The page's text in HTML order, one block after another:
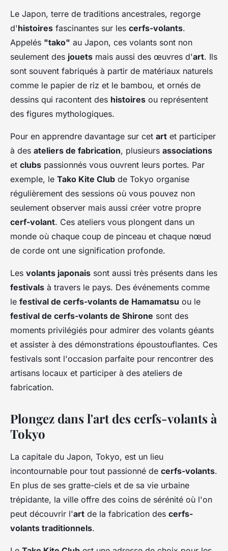
Le Japon, terre de traditions ancestrales, regorge
d'histoires fascinantes sur les cerfs-volants.
Appelés "tako" au Japon, ces volants sont non
seulement des jouets mais aussi des œuvres d'art. Ils
sont souvent fabriqués à partir de matériaux naturels
comme le papier de riz et le bambou, et ornés de
dessins qui racontent des histoires ou représentent
des figures mythologiques.
Pour en apprendre davantage sur cet art et participer
à des ateliers de fabrication, plusieurs associations
et clubs passionnés vous ouvrent leurs portes. Par
exemple, le Tako Kite Club de Tokyo organise
régulièrement des sessions où vous pouvez non
seulement observer mais aussi créer votre propre
cerf-volant. Ces ateliers vous plongent dans un
monde où chaque coup de pinceau et chaque nœud
de corde ont une signification profonde.
Les volants japonais sont aussi très présents dans les
festivals à travers le pays. Des événements comme
le festival de cerfs-volants de Hamamatsu ou le
festival de cerfs-volants de Shirone sont des
moments privilégiés pour admirer des volants géants
et assister à des démonstrations époustouflantes. Ces
festivals sont l'occasion parfaite pour rencontrer des
artisans locaux et participer à des ateliers de
fabrication.
Plongez dans l'art des cerfs-volants à
Tokyo
La capitale du Japon, Tokyo, est un lieu
incontournable pour tout passionné de cerfs-volants.
En plus de ses gratte-ciels et de sa vie urbaine
trépidante, la ville offre des coins de sérénité où l'on
peut découvrir l'art de la fabrication des cerfs-
volants traditionnels.